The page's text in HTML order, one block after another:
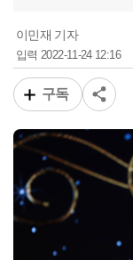
이민재 기자
입력2022-11-24 12:16
구독